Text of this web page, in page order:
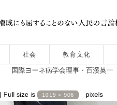
社会 教育文化
国際ヨーネ病学会理事・百溪英一
| Full size is 1019 × 906 pixels